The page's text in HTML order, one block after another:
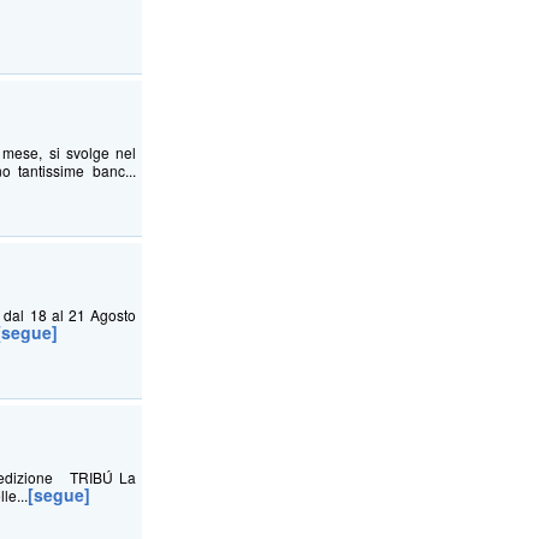
si svolge nel
tantissime banc...
18 al 21 Agosto
TRIBÚ La
[segue]